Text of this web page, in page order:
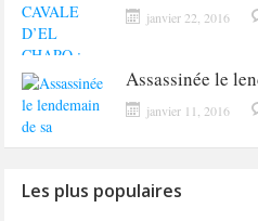
janvier 22, 2016
Assassinée le
janvier 11, 2016
Les plus populaires